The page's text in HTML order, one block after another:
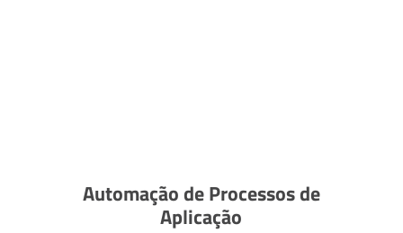
Automação de Processos de
Aplicação